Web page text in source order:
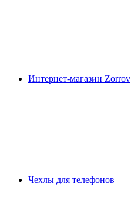
Интернет-магазин Zorrov
Чехлы для телефонов